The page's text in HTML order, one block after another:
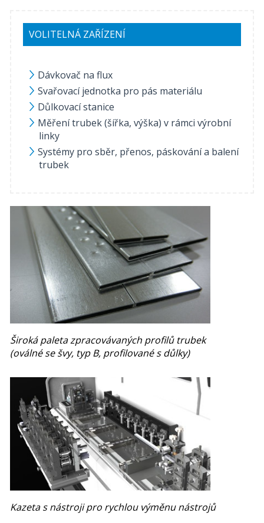
VOLITELNÁ ZAŘÍZENÍ
Dávkovač na flux
Svařovací jednotka pro pás materiálu
Důlkovací stanice
Měření trubek (šířka, výška) v rámci výrobní
linky
Systémy pro sběr, přenos, páskování a balení
trubek
Široká paleta zpracovávaných profilů trubek
(oválné se švy, typ B, profilované s důlky)
Kazeta s nástroji pro rychlou výměnu nástrojů